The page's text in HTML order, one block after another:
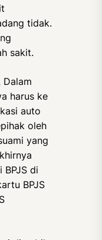
tidak.
sakit.
Dalam
harus ke
auto
oleh
yang
BPJS di
BPJS